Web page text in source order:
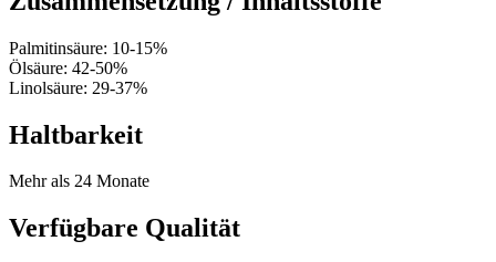
Palmitinsäure: 10-15%
Ölsäure: 42-50%
Linolsäure: 29-37%
Haltbarkeit
Mehr als 24 Monate
Verfügbare Qualität